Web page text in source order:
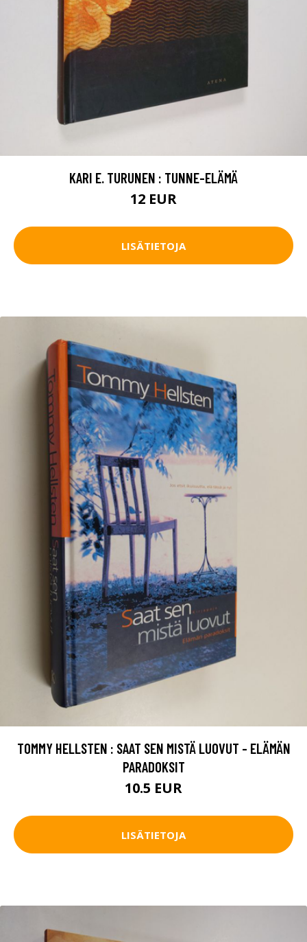
KARI E. TURUNEN : TUNNE-ELÄMÄ
12 EUR
LISÄTIETOJA
TOMMY HELLSTEN : SAAT SEN MISTÄ LUOVUT - ELÄMÄN
PARADOKSIT
10.5 EUR
LISÄTIETOJA